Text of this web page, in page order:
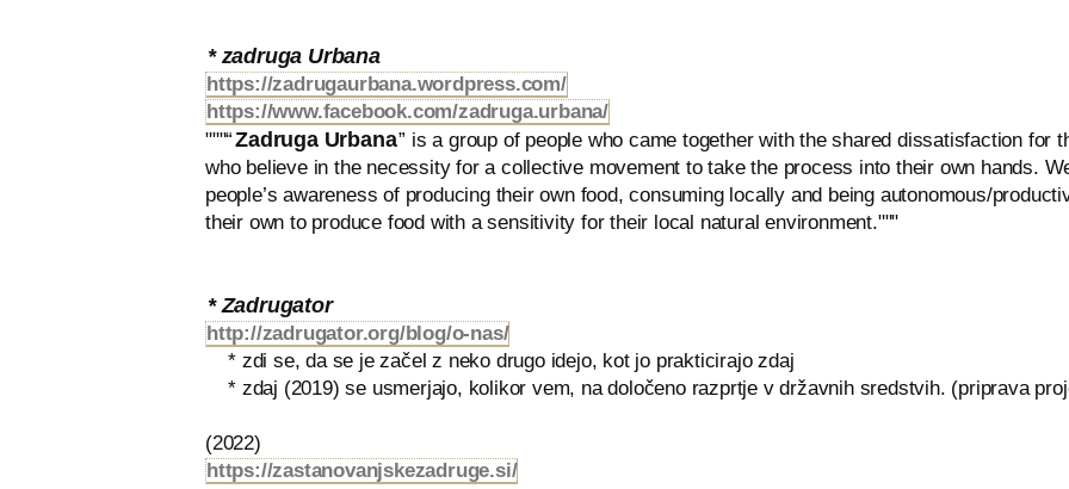
* zadruga Urbana
https://zadrugaurbana.wordpress.com/
https://www.facebook.com/zadruga.urbana/
"""“Zadruga Urbana” is a group of people who came together with the shared dissatisfaction for
who believe in the necessity for a collective movement to take the process into their own hands.
people’s awareness of producing their own food, consuming locally and being autonomous/
their own to produce food with a sensitivity for their local natural environment."""
* Zadrugator
http://zadrugator.org/blog/o-nas/
* zdi se, da se je začel z neko drugo idejo, kot jo prakticirajo zdaj
* zdaj (2019) se usmerjajo, kolikor vem, na določeno razprtje v državnih sredstvih. (priprava
(2022)
https://zastanovanjskezadruge.si/